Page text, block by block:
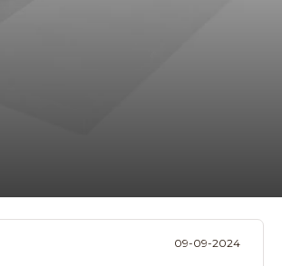
09-09-2024